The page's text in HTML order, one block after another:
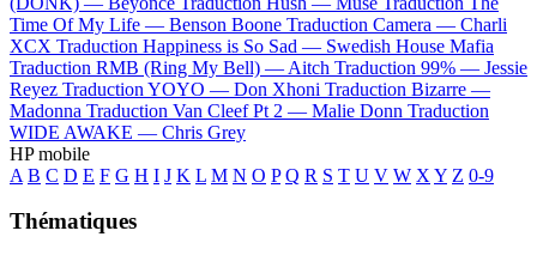
Time Of My Life — Benson Boone Traduction Camera — Charli
XCX Traduction Happiness is So Sad — Swedish House Mafia
Traduction RMB (Ring My Bell) — Aitch Traduction 99% — Jessie
Reyez Traduction YOYO — Don Xhoni Traduction Bizarre —
Madonna Traduction Van Cleef Pt 2 — Malie Donn Traduction
WIDE AWAKE — Chris Grey
HP mobile
A B C D E F G H I J K L M N O P Q R S T U V W X Y Z 0-9
Thématiques